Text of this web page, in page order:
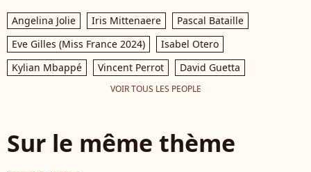
Angelina Jolie Iris Mittenaere
Pascal Bataille
Eve Gilles (Miss France 2024)
Isabel Otero
Kylian Mbappé
Vincent Perrot David Guetta
VOIR TOUS LES PEOPLE
Sur le même thème